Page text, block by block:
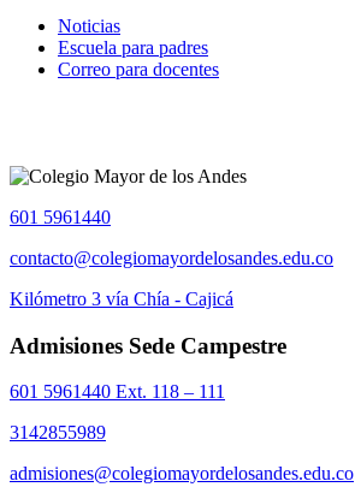
Noticias
Escuela para padres
Correo para docentes
601 5961440
contacto@colegiomayordelosandes.edu.co
Kilómetro 3 vía Chía - Cajicá
Admisiones Sede Campestre
601 5961440 Ext. 118 – 111
3142855989
admisiones@colegiomayordelosandes.edu.co